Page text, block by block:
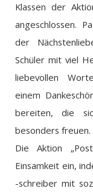
Klassen der
angeschlossen.
der
Schüler mit viel
liebevollen
einem
bereiten, die
besonders freuen.
Die Aktion
Einsamkeit ein,
-schreiber mit